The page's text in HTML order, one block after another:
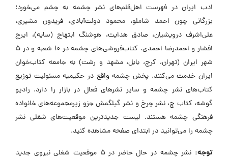
ادب ایران در فهرست اهل‌قلم‌های نشر چشمه به چشم می‌خورد؛
بزرگانی چون احمد شاملو، محمود دولت‌آبادی، فریدون مشیری،
علی‌اشرف درویشیان، صادق هدایت، هوشنگ ابتهاج (سایه)، ایرج
افشار و احمدرضا احمدی. کتاب‌فروشی‌های چشمه در ۱۰ شعبه و در ۵
شهر ایران (تهران، کرج، بابل، مشهد و رشت) به جامعه کتاب‌خوان
ایران خدمت می‌کنند. پخش چشمه واقع در حکیمیه مسئولیت توزیع
کتاب‌های نشر چشمه و سایر نشرهای فعال در بازار را دارد. رادیو
گوشه، کتاب چ، نشر چرخ و نشر گیلگمش جزو زیرمجموعه‌های خانواده
فرهنگی چشمه هستند. لیست جدیدترین موقعیت‌های شغلی نشر
چشمه را می‌توانید در ابتدای صفحه مشاهده کنید.
توجه:
نشر چشمه در حال حاضر در ۵ موقعیت شغلی نیروی جدید